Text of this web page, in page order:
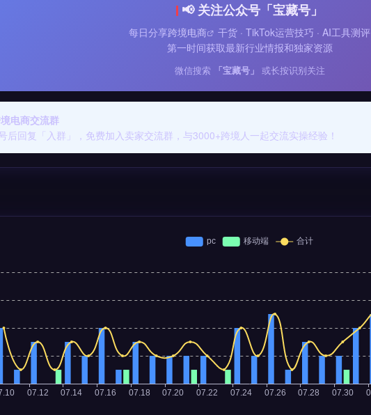
📢 关注公众号「宝藏号」
每日分享跨境电商
干货 · TikTok运营技巧 · AI工具测评
第一时间获取最新行业情报和独家资源
微信搜索 「宝藏号」 或长按识别关注
电商交流群
后回复「入群」，免费加入卖家交流群，与3000+跨境人一起交流实操经验！